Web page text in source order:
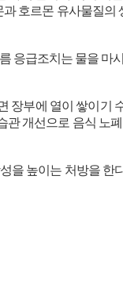
호르몬 유사물질의
응급조치는 물을 마
장부에 열이 쌓이기
개선으로 음식 노
을 높이는 처방을 한